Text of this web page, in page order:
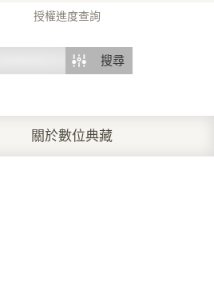
授權進度查詢
搜尋
關於數位典藏